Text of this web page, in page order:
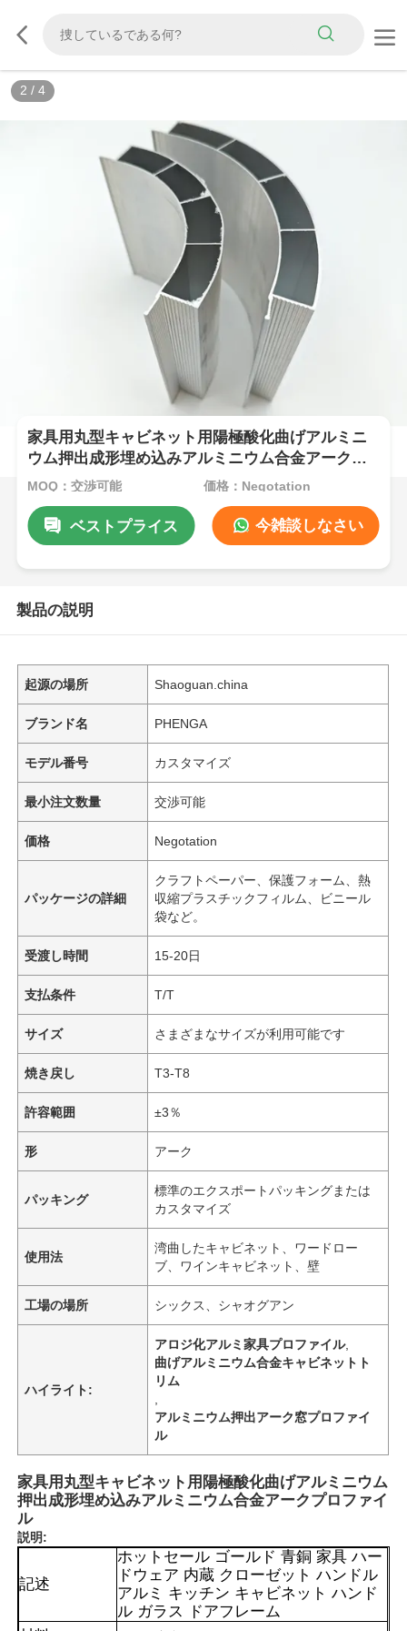
2 / 4
家具用丸型キャビネット用陽極酸化曲げアルミニ
ウム押出成形埋め込みアルミニウム合金アークプ
ロファイル
MOQ：交渉可能 価格：Negotation
ベストプライス 今雑談しなさい
製品の説明
起源の場所 Shaoguan.china
ブランド名 PHENGA
モデル番号 カスタマイズ
最小注文数量 交渉可能
価格 Negotation
パッケージの詳細
クラフトペーパー、保護フォーム、熱
収縮プラスチックフィルム、ビニール
袋など。
受渡し時間 15-20日
支払条件 T/T
サイズ さまざまなサイズが利用可能です
焼き戻し T3-T8
許容範囲 ±3％
形 アーク
パッキング
標準のエクスポートパッキングまたは
カスタマイズ
使用法
湾曲したキャビネット、ワードロー
ブ、ワインキャビネット、壁
工場の場所 シックス、シャオグアン
ハイライト:
アロジ化アルミ家具プロファイル,
曲げアルミニウム合金キャビネットト
リム
アルミニウム押出アーク窓プロファイ
ル
家具用丸型キャビネット用陽極酸化曲げアルミニウム
押出成形埋め込みアルミニウム合金アークプロファイ
ル
説明:
記述
ホットセール ゴールド 青銅 家具 ハー
ドウェア 内蔵 クローゼット ハンドル
アルミ キッチン キャビネット ハンド
ル ガラス ドアフレーム